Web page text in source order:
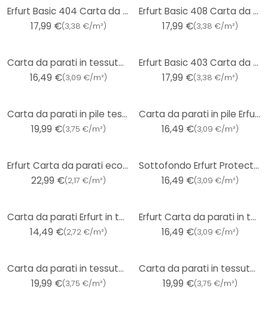
Erfurt Basic 404 Carta da parati in tessuto non tessuto testurizzato
17,99 €(3,38 €/m²)
Erfurt Basic 408 Carta da parati in tessuto non tessuto testurizzato
17,99 €(3,38 €/m²)
Carta da parati in tessuto non tessuto Erfurt Basic 214
16,49 €(3,09 €/m²)
Erfurt Basic 403 Carta da parati in tessuto non tessuto testurizzato
17,99 €(3,38 €/m²)
Carta da parati in pile testurizzato Erfurt Premium 505
19,99 €(3,75 €/m²)
Carta da parati in pile Erfurt climatizzata Protect 202
16,49 €(3,09 €/m²)
Erfurt Carta da parati ecologica in vello liscio Eco Green 20x0,53m
22,99 €(2,17 €/m²)
Sottofondo Erfurt Protect 200
16,49 €(3,09 €/m²)
Carta da parati Erfurt in tessuto non tessuto Basic 101
14,49 €(2,72 €/m²)
Erfurt Carta da parati in tessuto non tessuto Basic 213
16,49 €(3,09 €/m²)
Carta da parati in tessuto non tessuto Erfurt Premium 503
19,99 €(3,75 €/m²)
Carta da parati in tessuto non tessuto Erfurt Premium 500
19,99 €(3,75 €/m²)